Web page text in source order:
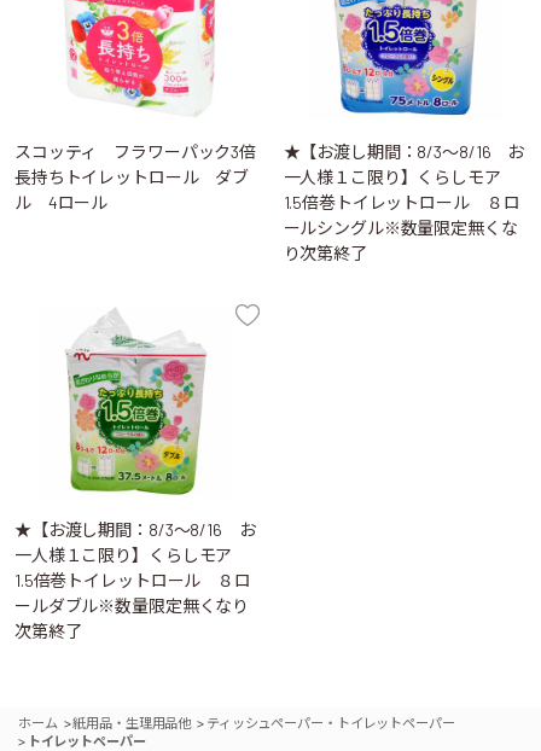
スコッティ フラワーパック3倍
長持ちトイレットロール ダブ
ル 4ロール
★【お渡し期間：8/3～8/16 お
一人様１こ限り】くらしモア
1.5倍巻トイレットロール ８ロ
ールシングル※数量限定無くな
り次第終了
★【お渡し期間：8/3～8/16 お
一人様１こ限り】くらしモア
1.5倍巻トイレットロール ８ロ
ールダブル※数量限定無くなり
次第終了
ホーム >紙用品・生理用品他 > ティッシュペーパー・トイレットペーパー
> トイレットペーパー